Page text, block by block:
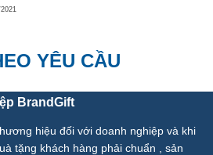
YÊU CẦU
BrandGift
hiệu đối với doanh nghiệp và khi
tặng khách hàng phải chuẩn , sản